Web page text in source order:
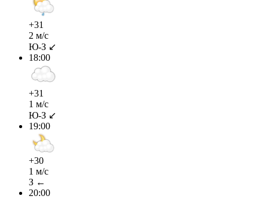
+31
2 м/с
Ю-З ↙
18:00
+31
1 м/с
Ю-З ↙
19:00
+30
1 м/с
З ←
20:00